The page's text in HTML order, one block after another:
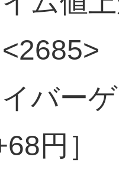
イバー
円］